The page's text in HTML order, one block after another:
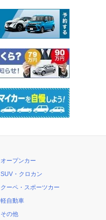
オープンカー
SUV・クロカン
クーペ・スポーツカー
軽自動車
その他